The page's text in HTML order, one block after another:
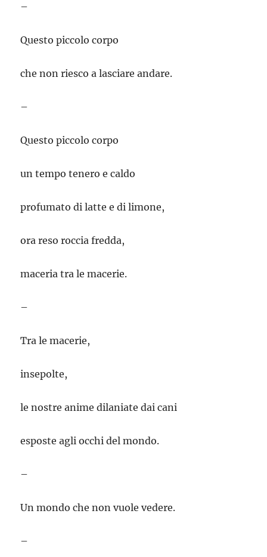
–
Questo piccolo corpo
che non riesco a lasciare andare.
–
Questo piccolo corpo
un tempo tenero e caldo
profumato di latte e di limone,
ora reso roccia fredda,
maceria tra le macerie.
–
Tra le macerie,
insepolte,
le nostre anime dilaniate dai cani
esposte agli occhi del mondo.
–
Un mondo che non vuole vedere.
–